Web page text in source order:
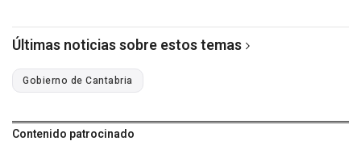
Últimas noticias sobre estos temas
Gobierno de Cantabria
Contenido patrocinado